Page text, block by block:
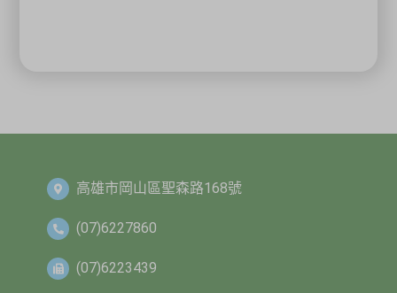
高雄市岡山區聖森路168號
(07)6227860
(07)6223439